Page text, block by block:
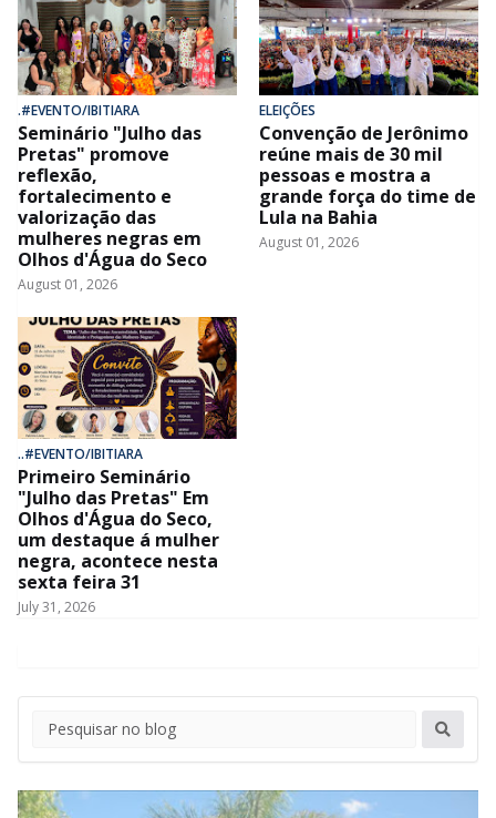
.#EVENTO/IBITIARA
Seminário "Julho das
Pretas" promove
reflexão,
fortalecimento e
valorização das
mulheres negras em
Olhos d'Água do Seco
August 01, 2026
ELEIÇÕES
Convenção de Jerônimo
reúne mais de 30 mil
pessoas e mostra a
grande força do time de
Lula na Bahia
August 01, 2026
..#EVENTO/IBITIARA
Primeiro Seminário
"Julho das Pretas" Em
Olhos d'Água do Seco,
um destaque á mulher
negra, acontece nesta
sexta feira 31
July 31, 2026